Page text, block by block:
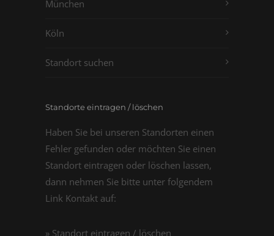
München
Köln
Standort suchen
Standorte eintragen / löschen
Haben Sie bei unseren Standorten einen
Fehler gefunden oder möchten Sie einen
Standort eintragen oder löschen lassen,
dann nehmen Sie bitte unter folgendem
Link Kontakt auf:
» Standort eintragen / löschen